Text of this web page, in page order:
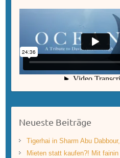
Neueste Beiträge
Tigerhai in Sharm Abu
Mieten statt kaufen?! Mit fainin